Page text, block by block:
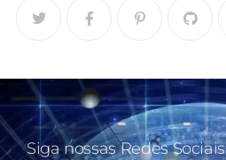
Siga nossas Redes Sociais